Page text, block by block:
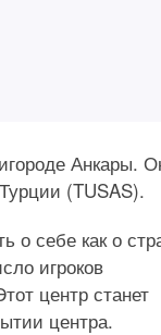
Анкары.
(TUSAS).
о себе как о
игроков
центр станет
центра.